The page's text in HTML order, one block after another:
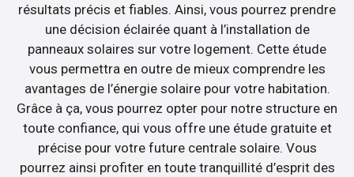
résultats précis et fiables. Ainsi, vous pourrez prendre
une décision éclairée quant à l’installation de
panneaux solaires sur votre logement. Cette étude
vous permettra en outre de mieux comprendre les
avantages de l’énergie solaire pour votre habitation.
Grâce à ça, vous pourrez opter pour notre structure en
toute confiance, qui vous offre une étude gratuite et
précise pour votre future centrale solaire. Vous
pourrez ainsi profiter en toute tranquillité d’esprit des